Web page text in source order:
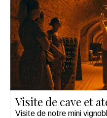
Visite de cave et
Visite de notre mini